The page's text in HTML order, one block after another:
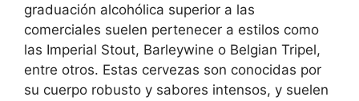
graduación alcohólica superior a las
comerciales suelen pertenecer a estilos como
las Imperial Stout, Barleywine o Belgian Tripel,
entre otros. Estas cervezas son conocidas por
su cuerpo robusto y sabores intensos, y suelen